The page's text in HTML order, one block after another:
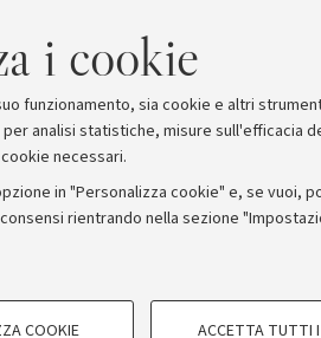
i cookie
funzionamento, sia cookie e altri
analisi statistiche, misure sull'efficacia
necessari.
in "Personalizza cookie" e, se vuoi,
rientrando nella sezione
COOKIE ACCETTA TUTTI
vicino a Trieste: lo
che oggi collega i gas
meteorologici estremi
- Università di Bologna - Via